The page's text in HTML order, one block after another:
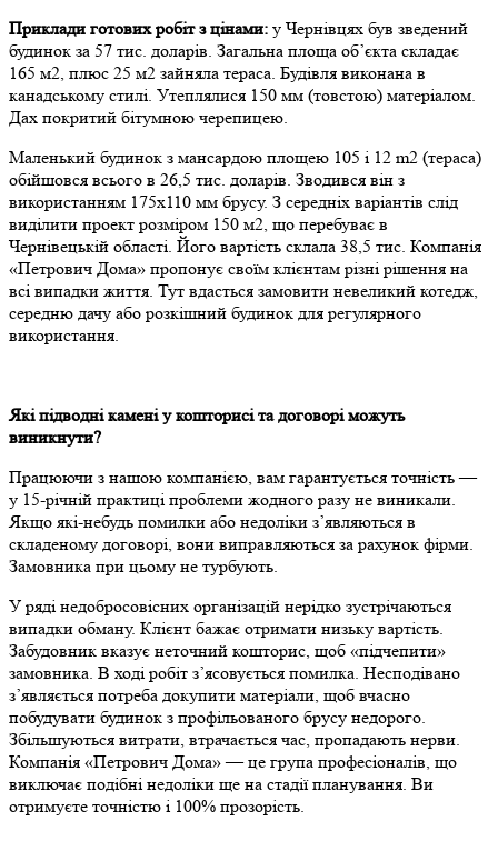
Приклади готових робіт з цінами: у Чернівцях був зведений
будинок за 57 тис. доларів. Загальна площа об’єкта складає
165 м2, плюс 25 м2 зайняла тераса. Будівля виконана в
канадському стилі. Утеплялися 150 мм (товстою) матеріалом.
Дах покритий бітумною черепицею.
Маленький будинок з мансардою площею 105 і 12 m2 (тераса)
обійшовся всього в 26,5 тис. доларів. Зводився він з
використанням 175х110 мм брусу. З середніх варіантів слід
виділити проект розміром 150 м2, що перебуває в
Чернівецькій області. Його вартість склала 38,5 тис. Компанія
«Петрович Дома» пропонує своїм клієнтам різні рішення на
всі випадки життя. Тут вдасться замовити невеликий котедж,
середню дачу або розкішний будинок для регулярного
використання.
Які підводні камені у кошторисі та договорі можуть
виникнути?
Працюючи з нашою компанією, вам гарантується точність —
у 15-річній практиці проблеми жодного разу не виникали.
Якщо які-небудь помилки або недоліки з’являються в
складеному договорі, вони виправляються за рахунок фірми.
Замовника при цьому не турбують.
У ряді недобросовісних організацій нерідко зустрічаються
випадки обману. Клієнт бажає отримати низьку вартість.
Забудовник вказує неточний кошторис, щоб «підчепити»
замовника. В ході робіт з’ясовується помилка. Несподівано
з’являється потреба докупити матеріали, щоб вчасно
побудувати будинок з профільованого брусу недорого.
Збільшуються витрати, втрачається час, пропадають нерви.
Компанія «Петрович Дома» — це група професіоналів, що
виключає подібні недоліки ще на стадії планування. Ви
отримуєте точністю і 100% прозорість.